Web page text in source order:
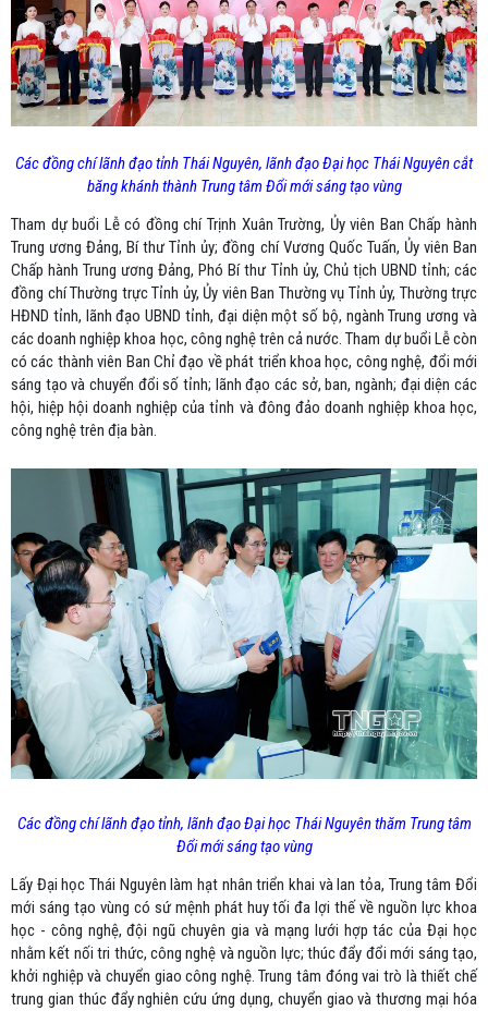
Các đồng chí lãnh đạo tỉnh Thái Nguyên, lãnh đạo Đại học Thái Nguyên cắt
băng khánh thành Trung tâm Đổi mới sáng tạo vùng
Tham dự buổi Lễ có đồng chí Trịnh Xuân Trường, Ủy viên Ban Chấp hành
Trung ương Đảng, Bí thư Tỉnh ủy; đồng chí Vương Quốc Tuấn, Ủy viên Ban
Chấp hành Trung ương Đảng, Phó Bí thư Tỉnh ủy, Chủ tịch UBND tỉnh; các
đồng chí Thường trực Tỉnh ủy, Ủy viên Ban Thường vụ Tỉnh ủy, Thường trực
HĐND tỉnh, lãnh đạo UBND tỉnh, đại diện một số bộ, ngành Trung ương và
các doanh nghiệp khoa học, công nghệ trên cả nước. Tham dự buổi Lễ còn
có các thành viên Ban Chỉ đạo về phát triển khoa học, công nghệ, đổi mới
sáng tạo và chuyển đổi số tỉnh; lãnh đạo các sở, ban, ngành; đại diện các
hội, hiệp hội doanh nghiệp của tỉnh và đông đảo doanh nghiệp khoa học,
công nghệ trên địa bàn.
Các đồng chí lãnh đạo tỉnh, lãnh đạo Đại học Thái Nguyên thăm Trung tâm
Đổi mới sáng tạo vùng
Lấy Đại học Thái Nguyên làm hạt nhân triển khai và lan tỏa, Trung tâm Đổi
mới sáng tạo vùng có sứ mệnh phát huy tối đa lợi thế về nguồn lực khoa
học - công nghệ, đội ngũ chuyên gia và mạng lưới hợp tác của Đại học
nhằm kết nối tri thức, công nghệ và nguồn lực; thúc đẩy đổi mới sáng tạo,
khởi nghiệp và chuyển giao công nghệ. Trung tâm đóng vai trò là thiết chế
trung gian thúc đẩy nghiên cứu ứng dụng, chuyển giao và thương mại hóa